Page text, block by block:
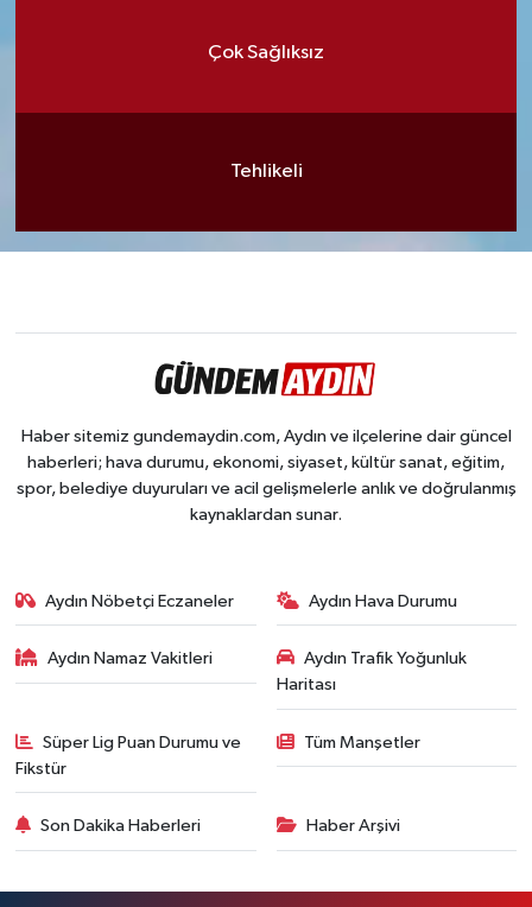
Çok Sağlıksız
Tehlikeli
Haber sitemiz gundemaydin.com, Aydın ve ilçelerine dair güncel
haberleri; hava durumu, ekonomi, siyaset, kültür sanat, eğitim,
spor, belediye duyuruları ve acil gelişmelerle anlık ve doğrulanmış
kaynaklardan sunar.
Aydın Nöbetçi Eczaneler Aydın Hava Durumu
Aydın Namaz Vakitleri
Aydın Trafik Yoğunluk
Haritası
Süper Lig Puan Durumu ve
Fikstür
Tüm Manşetler
Son Dakika Haberleri Haber Arşivi